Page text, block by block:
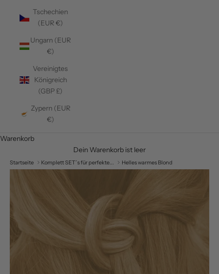
Tschechien
(EUR €)
Ungarn (EUR
€)
Vereinigtes
Königreich
(GBP £)
Zypern (EUR
€)
Warenkorb
Dein Warenkorb ist leer
Startseite Komplett SET´s für perfekte... Helles warmes Blond